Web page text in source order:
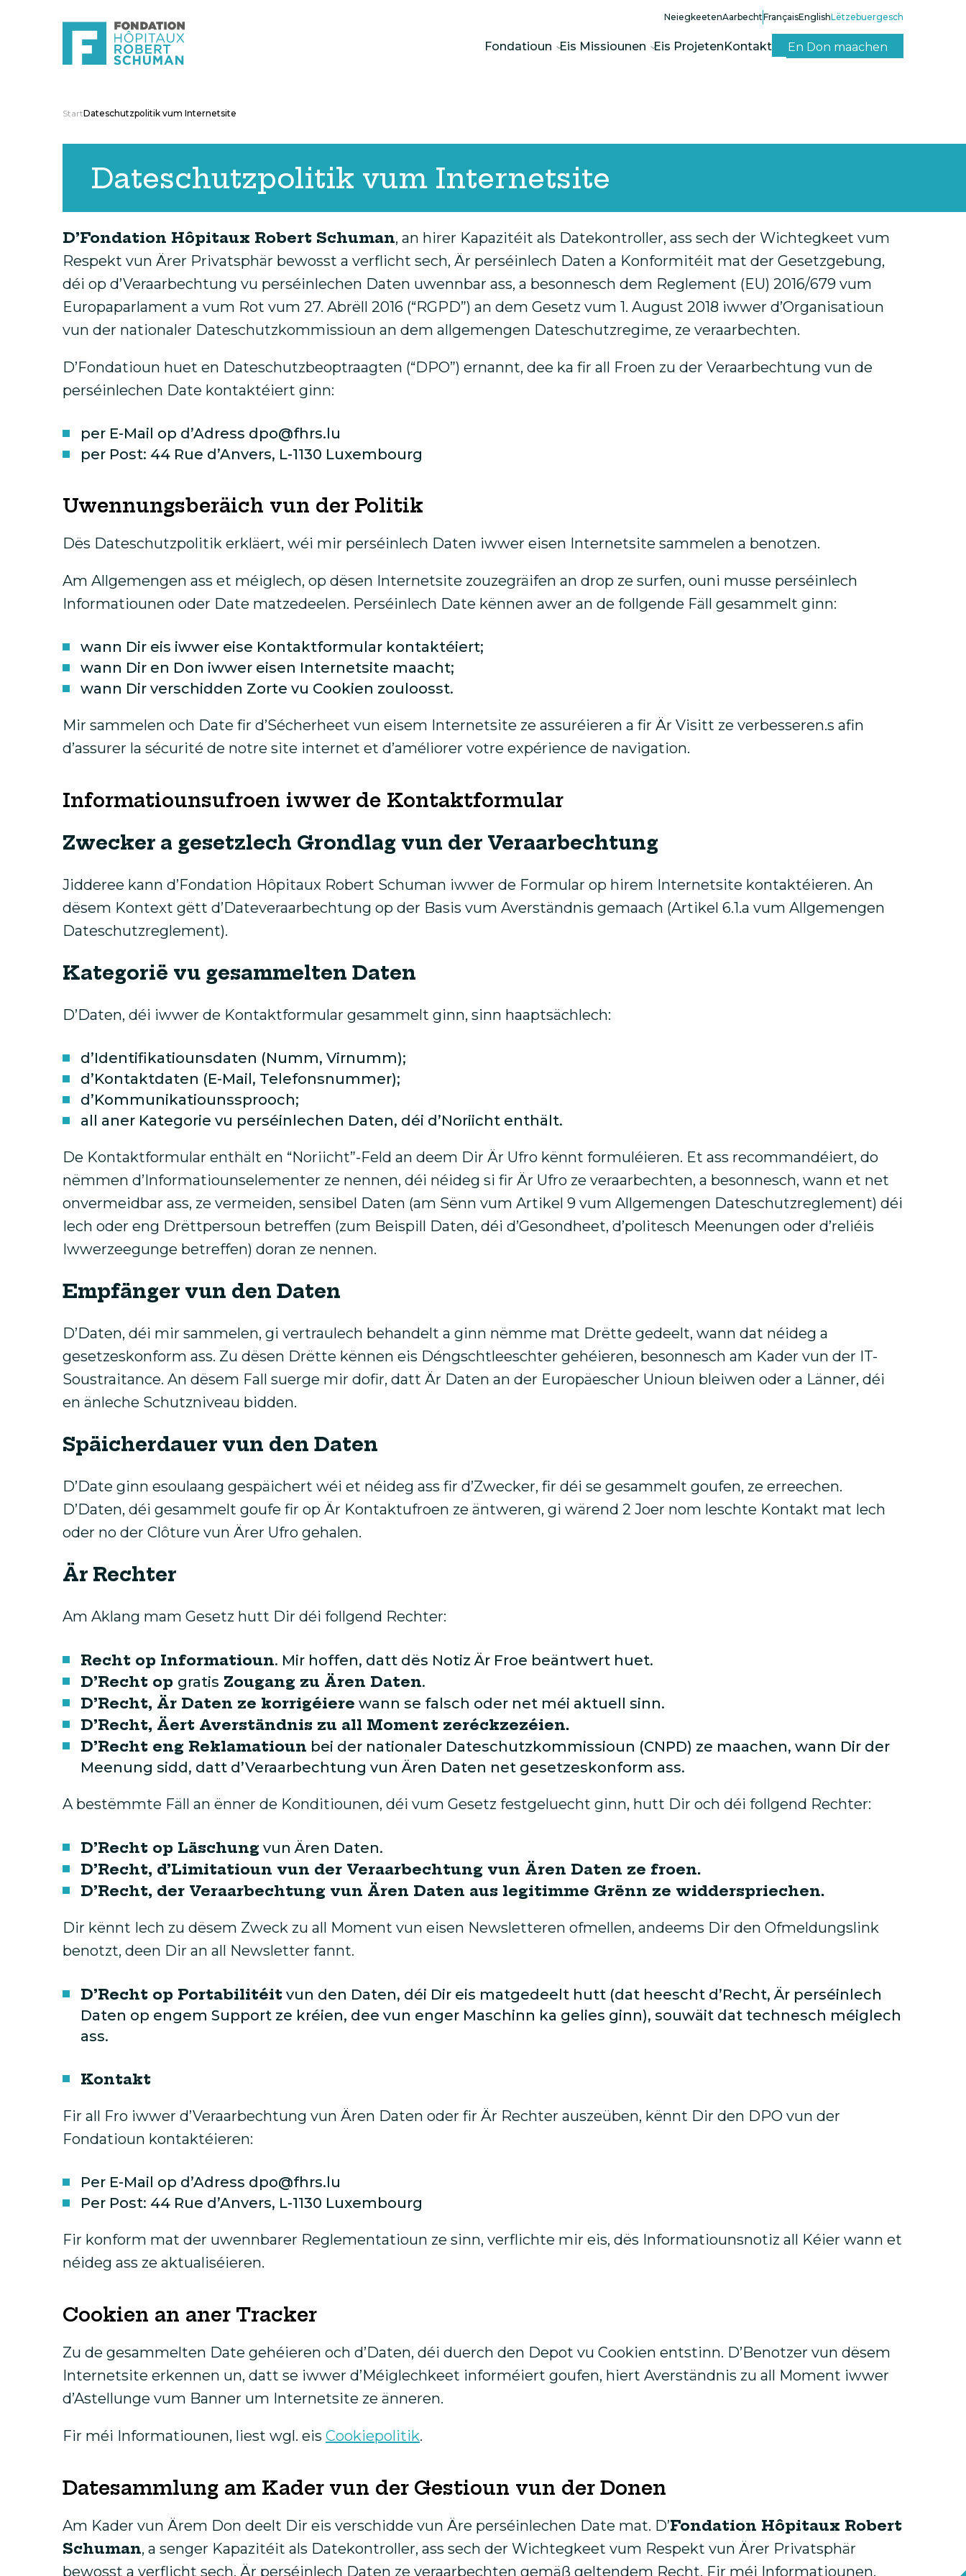
NeiegkeetenAarbechtFrançaisEnglishLëtzebuergesch
Fondatioun Eis Missiounen Eis ProjetenKontakt En Don maachen
StartDateschutzpolitik vum Internetsite
Dateschutzpolitik vum Internetsite
D’Fondation Hôpitaux Robert Schuman, an hirer Kapazitéit als Datekontroller, ass sech der Wichtegkeet vum
Respekt vun Ärer Privatsphär bewosst a verflicht sech, Är perséinlech Daten a Konformitéit mat der Gesetzgebung,
déi op d’Veraarbechtung vu perséinlechen Daten uwennbar ass, a besonnesch dem Reglement (EU) 2016/679 vum
Europaparlament a vum Rot vum 27. Abrëll 2016 (“RGPD”) an dem Gesetz vum 1. August 2018 iwwer d’Organisatioun
vun der nationaler Dateschutzkommissioun an dem allgemengen Dateschutzregime, ze veraarbechten.
D’Fondatioun huet en Dateschutzbeoptraagten (“DPO”) ernannt, dee ka fir all Froen zu der Veraarbechtung vun de
perséinlechen Date kontaktéiert ginn:
per E-Mail op d’Adress dpo@fhrs.lu
per Post: 44 Rue d’Anvers, L-1130 Luxembourg
Uwennungsberäich vun der Politik
Dës Dateschutzpolitik erkläert, wéi mir perséinlech Daten iwwer eisen Internetsite sammelen a benotzen.
Am Allgemengen ass et méiglech, op dësen Internetsite zouzegräifen an drop ze surfen, ouni musse perséinlech
Informatiounen oder Date matzedeelen. Perséinlech Date kënnen awer an de follgende Fäll gesammelt ginn:
wann Dir eis iwwer eise Kontaktformular kontaktéiert;
wann Dir en Don iwwer eisen Internetsite maacht;
wann Dir verschidden Zorte vu Cookien zouloosst.
Mir sammelen och Date fir d’Sécherheet vun eisem Internetsite ze assuréieren a fir Är Visitt ze verbesseren.s afin
d’assurer la sécurité de notre site internet et d’améliorer votre expérience de navigation.
Informatiounsufroen iwwer de Kontaktformular
Zwecker a gesetzlech Grondlag vun der Veraarbechtung
Jidderee kann d’Fondation Hôpitaux Robert Schuman iwwer de Formular op hirem Internetsite kontaktéieren. An
dësem Kontext gëtt d’Dateveraarbechtung op der Basis vum Averständnis gemaach (Artikel 6.1.a vum Allgemengen
Dateschutzreglement).
Kategorië vu gesammelten Daten
D’Daten, déi iwwer de Kontaktformular gesammelt ginn, sinn haaptsächlech:
d’Identifikatiounsdaten (Numm, Virnumm);
d’Kontaktdaten (E-Mail, Telefonsnummer);
d’Kommunikatiounssprooch;
all aner Kategorie vu perséinlechen Daten, déi d’Noriicht enthält.
De Kontaktformular enthält en “Noriicht”-Feld an deem Dir Är Ufro kënnt formuléieren. Et ass recommandéiert, do
nëmmen d’Informatiounselementer ze nennen, déi néideg si fir Är Ufro ze veraarbechten, a besonnesch, wann et net
onvermeidbar ass, ze vermeiden, sensibel Daten (am Sënn vum Artikel 9 vum Allgemengen Dateschutzreglement) déi
Iech oder eng Drëttpersoun betreffen (zum Beispill Daten, déi d’Gesondheet, d’politesch Meenungen oder d’reliéis
Iwwerzeegunge betreffen) doran ze nennen.
Empfänger vun den Daten
D’Daten, déi mir sammelen, gi vertraulech behandelt a ginn nëmme mat Drëtte gedeelt, wann dat néideg a
gesetzeskonform ass. Zu dësen Drëtte kënnen eis Déngschtleeschter gehéieren, besonnesch am Kader vun der IT-
Soustraitance. An dësem Fall suerge mir dofir, datt Är Daten an der Europäescher Unioun bleiwen oder a Länner, déi
en änleche Schutzniveau bidden.
Späicherdauer vun den Daten
D’Date ginn esoulaang gespäichert wéi et néideg ass fir d’Zwecker, fir déi se gesammelt goufen, ze erreechen.
D’Daten, déi gesammelt goufe fir op Är Kontaktufroen ze äntweren, gi wärend 2 Joer nom leschte Kontakt mat Iech
oder no der Clôture vun Ärer Ufro gehalen.
Är Rechter
Am Aklang mam Gesetz hutt Dir déi follgend Rechter:
Recht op Informatioun. Mir hoffen, datt dës Notiz Är Froe beäntwert huet.
D’Recht op gratis Zougang zu Ären Daten.
D’Recht, Är Daten ze korrigéiere wann se falsch oder net méi aktuell sinn.
D’Recht, Äert Averständnis zu all Moment zeréckzezéien.
D’Recht eng Reklamatioun bei der nationaler Dateschutzkommissioun (CNPD) ze maachen, wann Dir der
Meenung sidd, datt d’Veraarbechtung vun Ären Daten net gesetzeskonform ass.
A bestëmmte Fäll an ënner de Konditiounen, déi vum Gesetz festgeluecht ginn, hutt Dir och déi follgend Rechter:
D’Recht op Läschung vun Ären Daten.
D’Recht, d’Limitatioun vun der Veraarbechtung vun Ären Daten ze froen.
D’Recht, der Veraarbechtung vun Ären Daten aus legitimme Grënn ze widderspriechen.
Dir kënnt Iech zu dësem Zweck zu all Moment vun eisen Newsletteren ofmellen, andeems Dir den Ofmeldungslink
benotzt, deen Dir an all Newsletter fannt.
D’Recht op Portabilitéit vun den Daten, déi Dir eis matgedeelt hutt (dat heescht d’Recht, Är perséinlech
Daten op engem Support ze kréien, dee vun enger Maschinn ka gelies ginn), souwäit dat technesch méiglech
ass.
Kontakt
Fir all Fro iwwer d’Veraarbechtung vun Ären Daten oder fir Är Rechter auszeüben, kënnt Dir den DPO vun der
Fondatioun kontaktéieren:
Per E-Mail op d’Adress dpo@fhrs.lu
Per Post: 44 Rue d’Anvers, L-1130 Luxembourg
Fir konform mat der uwennbarer Reglementatioun ze sinn, verflichte mir eis, dës Informatiounsnotiz all Kéier wann et
néideg ass ze aktualiséieren.
Cookien an aner Tracker
Zu de gesammelten Date gehéieren och d’Daten, déi duerch den Depot vu Cookien entstinn. D’Benotzer vun dësem
Internetsite erkennen un, datt se iwwer d’Méiglechkeet informéiert goufen, hiert Averständnis zu all Moment iwwer
d’Astellunge vum Banner um Internetsite ze änneren.
Fir méi Informatiounen, liest wgl. eis Cookiepolitik.
Datesammlung am Kader vun der Gestioun vun der Donen
Am Kader vun Ärem Don deelt Dir eis verschidde vun Äre perséinlechen Date mat. D’Fondation Hôpitaux Robert
Schuman, a senger Kapazitéit als Datekontroller, ass sech der Wichtegkeet vum Respekt vun Ärer Privatsphär
bewosst a verflicht sech, Är perséinlech Daten ze veraarbechten gemäß geltendem Recht. Fir méi Informatiounen,